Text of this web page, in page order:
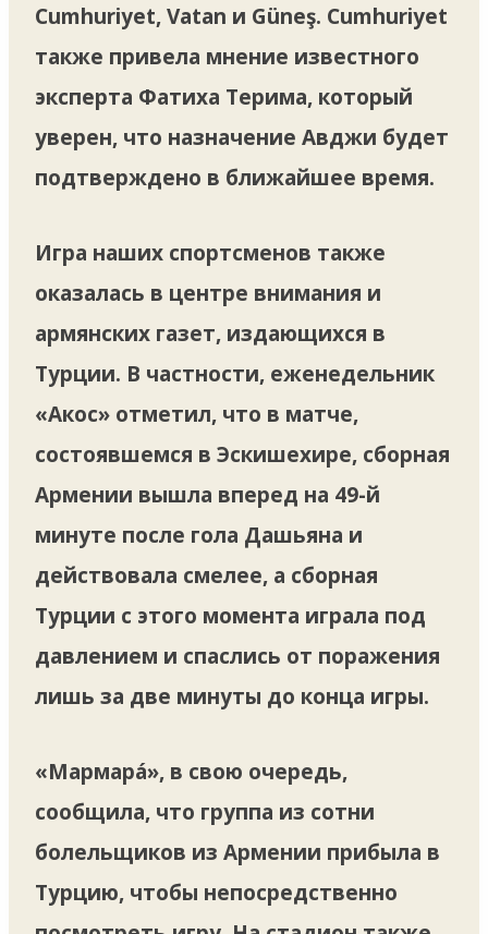
Cumhuriyet, Vatan и Güneş. Cumhuriyet
также привела мнение известного
эксперта Фатиха Терима, который
уверен, что назначение Авджи будет
подтверждено в ближайшее время.
Игра наших спортсменов также
оказалась в центре внимания и
армянских газет, издающихся в
Турции. В частности, еженедельник
«Акос» отметил, что в матче,
состоявшемся в Эскишехире, сборная
Армении вышла вперед на 49-й
минуте после гола Дашьяна и
действовала смелее, а сборная
Турции с этого момента играла под
давлением и спаслись от поражения
лишь за две минуты до конца игры.
«Мармарá», в свою очередь,
сообщила, что группа из сотни
болельщиков из Армении прибыла в
Турцию, чтобы непосредственно